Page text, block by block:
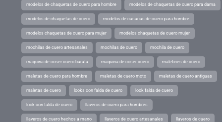
modelos de chaquetas de cuero para hombre modelos de chaquetas de cuero para dama
modelos de chaquetas de cuero modelos de casacas de cuero para hombre
modelos chaquetas de cuero para mujer modelos chaquetas de cuero mujer
mochilas de cuero artesanales mochilas de cuero mochila de cuero
maquina de coser cuero barata maquina de coser cuero maletines de cuero
maletas de cuero para hombre maletas de cuero moto maletas de cuero antiguas
maletas de cuero looks con falda de cuero look falda de cuero
look con falda de cuero llaveros de cuero para hombres
llaveros de cuero hechos a mano llaveros de cuero artesanales llaveros de cuero